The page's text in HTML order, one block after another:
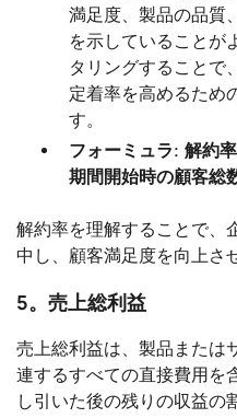
満足度、製品の品質
を示していることが
タリングすることで
定着率を高めるため
す。
フォーミュラ: 解約
期間開始時の顧客総
解約率を理解することで、
中し、顧客満足度を向上さ
5。売上総利益
売上総利益は、製品または
連するすべての直接費用を
し引いた後の残りの収益の